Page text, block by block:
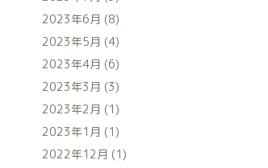
2023年6月 (8)
2023年5月 (4)
2023年4月 (6)
2023年3月 (3)
2023年2月 (1)
2023年1月 (1)
2022年12月 (1)